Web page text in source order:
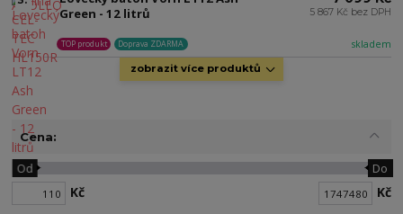
Green - 12 litrů
skladem
TOP produkt Doprava ZDARMA
5 867 Kč bez DPH
zobrazit více produktů
Cena:
Kč
Od Do
Kč